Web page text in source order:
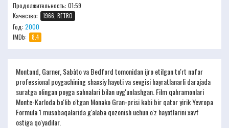
Продолжительность: 01:59
Качество:
1966, RETRO
Год: 2000
IMDb:
8.4
Montand, Garner, Sabàto va Bedford tomonidan ijro etilgan to'rt nafar
professional poygachining shaxsiy hayoti va sevgisi hayratlanarli darajada
suratga olingan poyga sahnalari bilan uyg'unlashgan. Film qahramonlari
Monte-Karloda bo'lib o'tgan Monako Gran-prisi kabi bir qator yirik Yevropa
Formula 1 musobaqalarida g'alaba qozonish uchun o'z hayotlarini xavf
ostiga qo'yadilar.